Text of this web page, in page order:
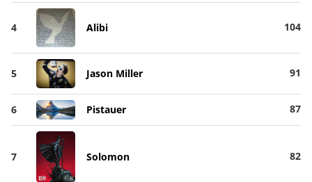
4 Alibi 104
5 Jason Miller 91
6 Pistauer 87
7 Solomon 82